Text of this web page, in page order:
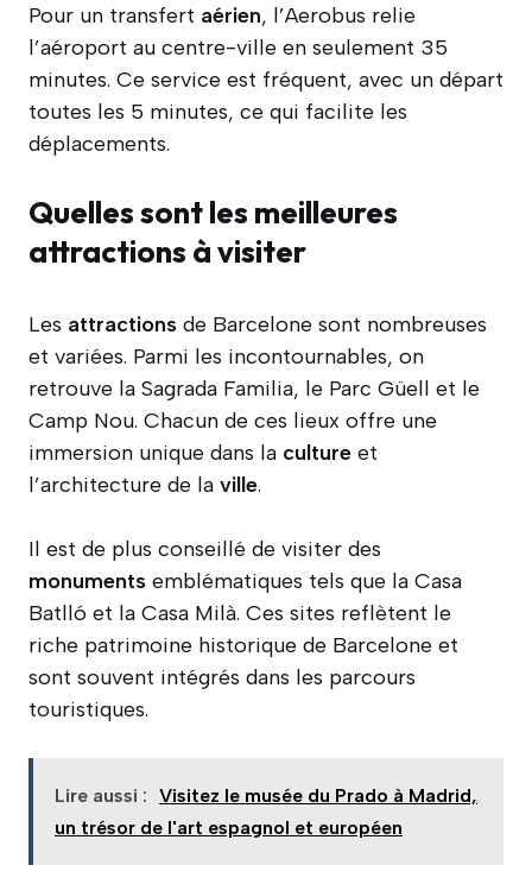
Pour un transfert aérien, l’Aerobus relie
l’aéroport au centre-ville en seulement 35
minutes. Ce service est fréquent, avec un départ
toutes les 5 minutes, ce qui facilite les
déplacements.
Quelles sont les meilleures
attractions à visiter
Les attractions de Barcelone sont nombreuses
et variées. Parmi les incontournables, on
retrouve la Sagrada Familia, le Parc Güell et le
Camp Nou. Chacun de ces lieux offre une
immersion unique dans la culture et
l’architecture de la ville.
Il est de plus conseillé de visiter des
monuments emblématiques tels que la Casa
Batlló et la Casa Milà. Ces sites reflètent le
riche patrimoine historique de Barcelone et
sont souvent intégrés dans les parcours
touristiques.
Lire aussi : Visitez le musée du Prado à Madrid,
un trésor de l'art espagnol et européen